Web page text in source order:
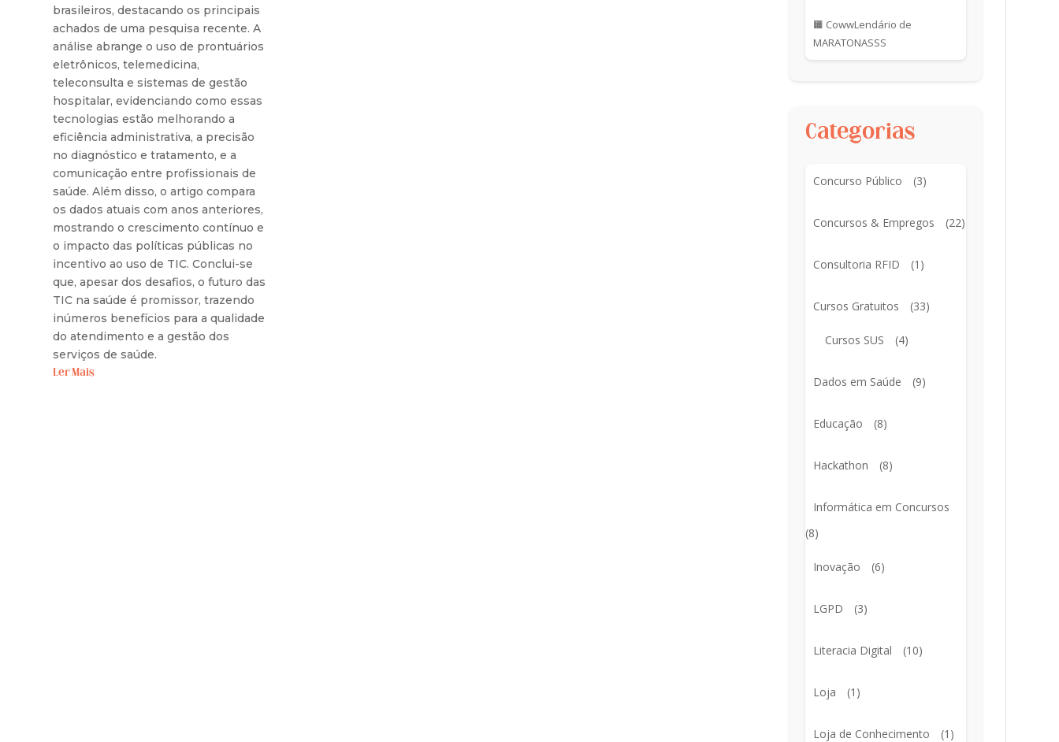
brasileiros, destacando os principais
achados de uma pesquisa recente. A
análise abrange o uso de prontuários
eletrônicos, telemedicina,
teleconsulta e sistemas de gestão
hospitalar, evidenciando como essas
tecnologias estão melhorando a
eficiência administrativa, a precisão
no diagnóstico e tratamento, e a
comunicação entre profissionais de
saúde. Além disso, o artigo compara
os dados atuais com anos anteriores,
mostrando o crescimento contínuo e
o impacto das políticas públicas no
incentivo ao uso de TIC. Conclui-se
que, apesar dos desafios, o futuro das
TIC na saúde é promissor, trazendo
inúmeros benefícios para a qualidade
do atendimento e a gestão dos
serviços de saúde.
Ler Mais
🟧 CowwLendário de
MARATONASSS
Categorias
Concurso Público (3)
Concursos & Empregos (22)
Consultoria RFID (1)
Cursos Gratuitos (33)
Cursos SUS (4)
Dados em Saúde (9)
Educação (8)
Hackathon (8)
Informática em Concursos
(8)
Inovação (6)
LGPD (3)
Literacia Digital (10)
Loja (1)
Loja de Conhecimento (1)